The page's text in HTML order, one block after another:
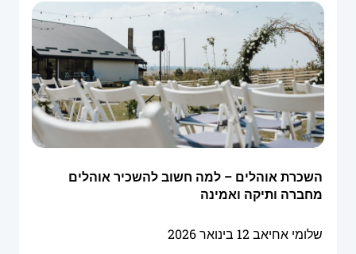
השכרת אוהלים – למה חשוב להשכיר אוהלים
מחברה ותיקה ואמינה
שלומי אחיאב12 בינואר 2026